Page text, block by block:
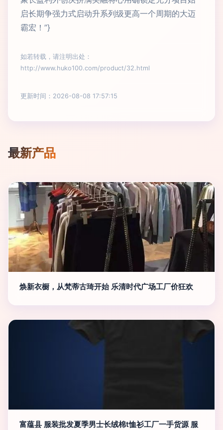
启长期争强力式启动升系列级更高一个周期的大迈
霸宏！”}
如若转载，请注明出处：
http://www.huko100.com/product/32.html
更新时间：2026-08-08 17:57:15
最新产品
焕新衣橱，从梵蒂古琦开始 乐清时代广场工厂价狂欢
富蕴县 服装批发夏季男士长绒棉t恤衫工厂一手货源 服